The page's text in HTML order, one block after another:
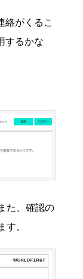
絡がくるこ
するかな
た、確認の
す。